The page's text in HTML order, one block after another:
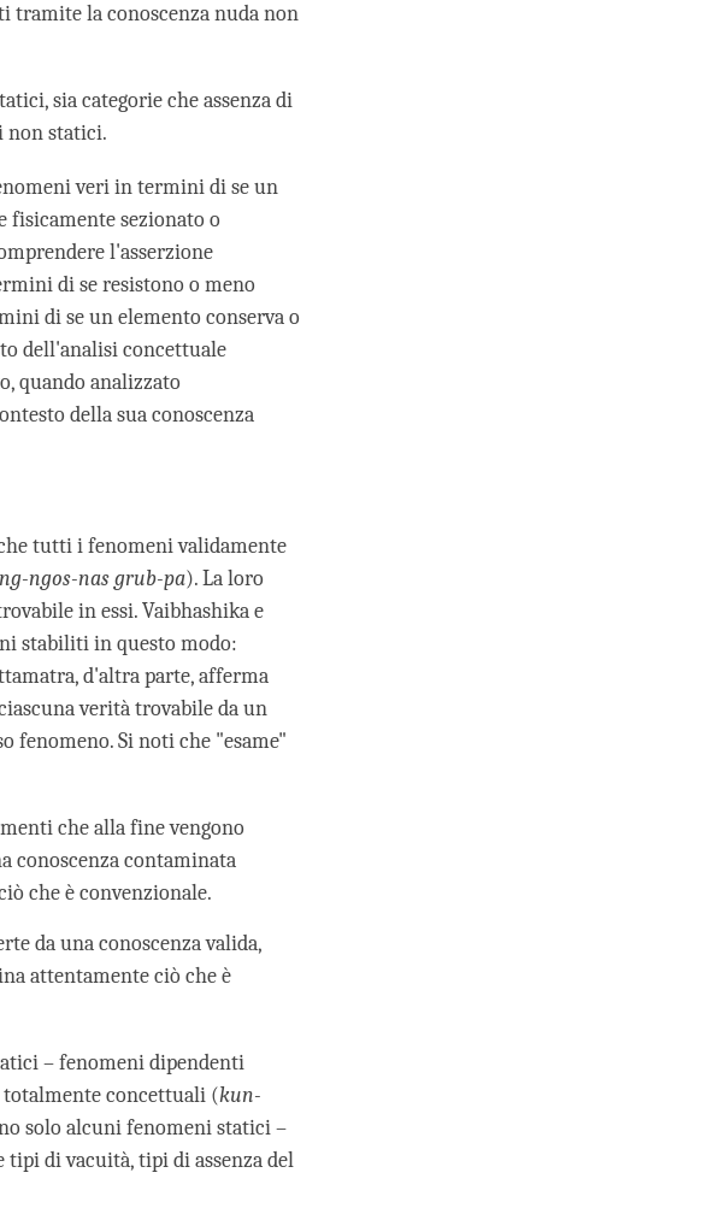
tramite la conoscenza nuda non
sia categorie che assenza di
non statici.
veri in termini di se un
fisicamente sezionato o
l'asserzione
di se resistono o meno
di se un elemento conserva o
dell'analisi concettuale
quando analizzato
della sua conoscenza
tutti i fenomeni validamente
ngos-nas grub-pa). La loro
in essi. Vaibhashika e
stabiliti in questo modo:
d'altra parte, afferma
verità trovabile da un
fenomeno. Si noti che "esame"
che alla fine vengono
conoscenza contaminata
che è convenzionale.
da una conoscenza valida,
attentamente ciò che è
– fenomeni dipendenti
concettuali (kun-
solo alcuni fenomeni statici –
tipi di vacuità, tipi di assenza del